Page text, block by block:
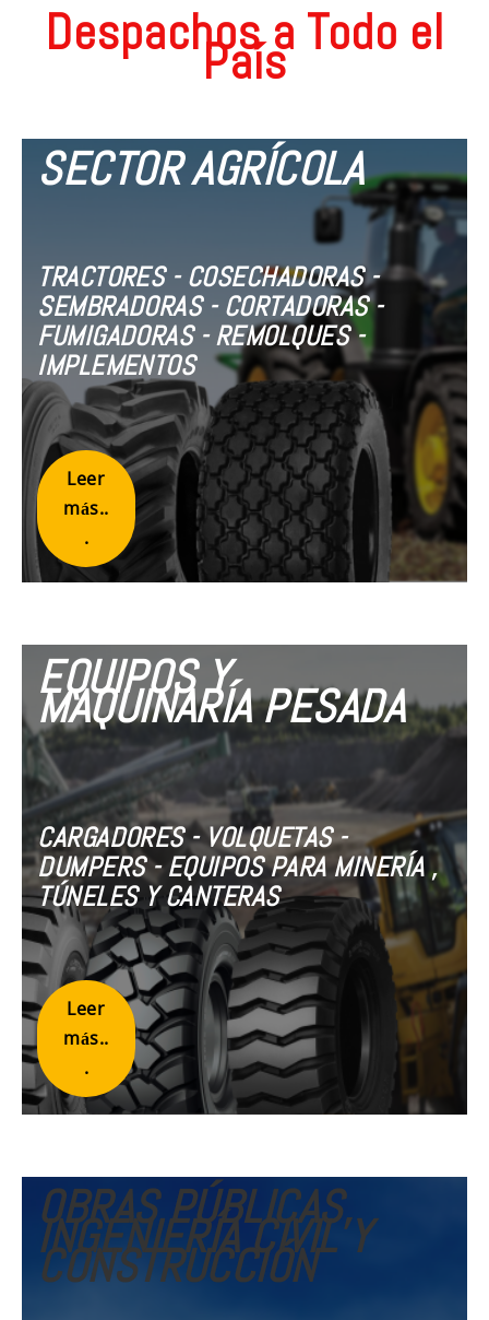
Despachos a Todo el
País
SECTOR AGRÍCOLA
TRACTORES - COSECHADORAS -
SEMBRADORAS - CORTADORAS -
FUMIGADORAS - REMOLQUES -
IMPLEMENTOS
Leer
más..
.
EQUIPOS Y
MAQUINARÍA PESADA
CARGADORES - VOLQUETAS -
DUMPERS - EQUIPOS PARA MINERÍA ,
TÚNELES Y CANTERAS
Leer
más..
.
OBRAS PÚBLICAS,
INGENIERÍA CIVIL Y
CONSTRUCCIÓN